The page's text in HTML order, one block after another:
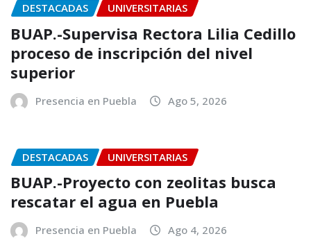
DESTACADAS UNIVERSITARIAS
BUAP.-Supervisa Rectora Lilia Cedillo
proceso de inscripción del nivel
superior
Presencia en Puebla Ago 5, 2026
DESTACADAS UNIVERSITARIAS
BUAP.-Proyecto con zeolitas busca
rescatar el agua en Puebla
Presencia en Puebla Ago 4, 2026